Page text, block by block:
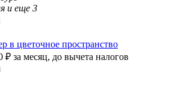
и еще 3
в цветочное пространство
₽ за месяц, до вычета налогов